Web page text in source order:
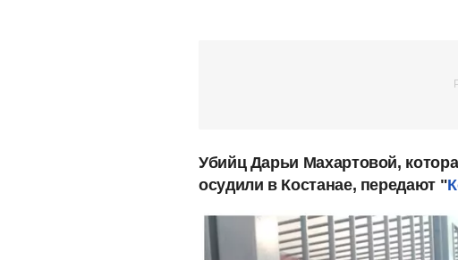
Убийц Дарьи Махартовой,
осудили в Костанае, передают "